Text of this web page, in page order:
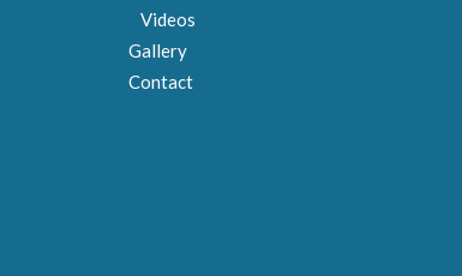
Videos
Gallery
Contact